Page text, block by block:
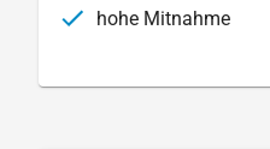
hohe Mitnahme